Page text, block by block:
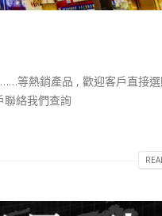
等熱銷產品 , 歡迎客戶直接
聯絡我們查詢